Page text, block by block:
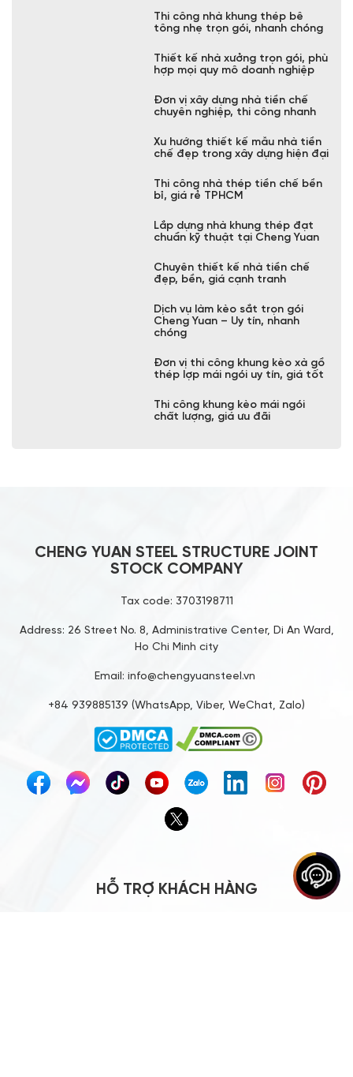
Thiết kế nhà thép 2 tầng uy tín,
giá tốt trên thị trường
Dịch vụ thiết kế kết cấu thép
chuyên nghiệp, tối ưu chi phí
Dịch vụ thiết kế nhà thép
tiền chế trọn gói
công nghiệp bền vững
chuyên nghiệp tại Việt Nam
Cập nhật đơn giá xây dựng nhà
Thiết kế nhà xưởng tiền chế
đẹp, hiện đại, chi phí hợp lý
Nhận báo giá xây nhà khung
thép chính xác, tư vấn miễn phí